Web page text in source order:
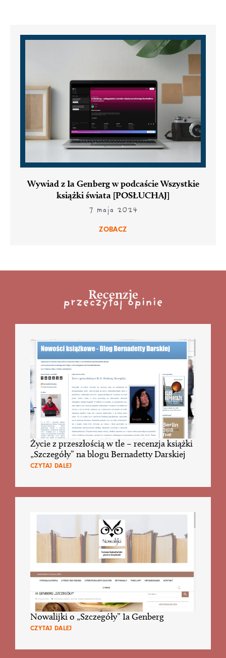
Wywiad z Ia Genberg w podcaście Wszystkie
książki świata [POSŁUCHAJ]
7 maja 2024
ZOBACZ
Recenzje
przeczytaj opinie
Życie z przeszłością w tle – recenzja książki
„Szczegóły” na blogu Bernadetty Darskiej
CZYTAJ DALEJ
Nowalijki o „Szczegóły” Ia Genberg
CZYTAJ DALEJ